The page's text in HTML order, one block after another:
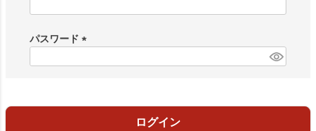
)
パスワード
ログイン